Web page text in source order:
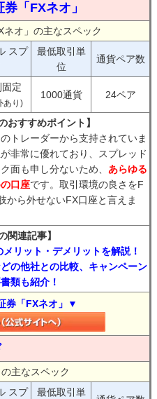
「FXネオ」
オ」の主なスペック
スプ
最低取引単
位
通貨ペア数
定
あり)
1000通貨 24ペア
おすすめポイント】
トレーダーから支持されていま
非常に優れており、スプレッド
面も申し分ないため、 あらゆる
口座です。取引環境の良さをF
から外せないFX口座と言えま
関連記事】
リット・デメリットを解説！
の他社との比較、キャンペーン
類も紹介！
券「FXネオ」▼
主なスペック
スプ
最低取引単